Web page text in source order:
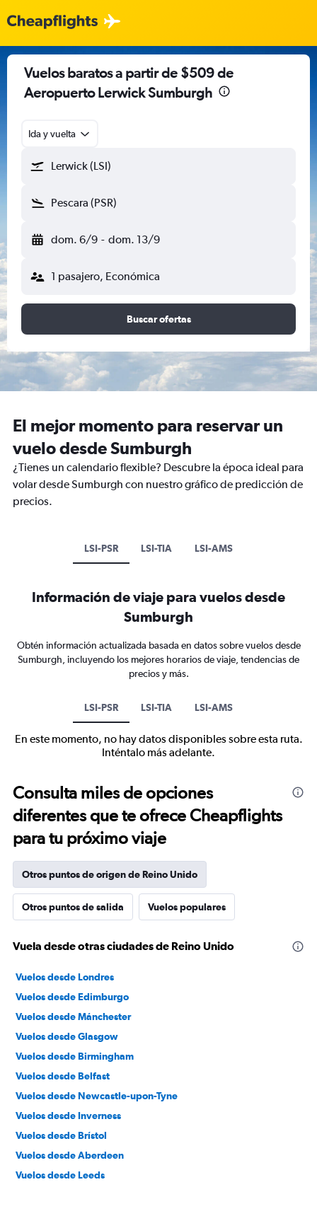
Vuelos baratos a partir de $509 de
Aeropuerto Lerwick Sumburgh
Ida y vuelta
Lerwick (LSI)
Pescara (PSR)
dom. 6/9 - dom. 13/9
1 pasajero, Económica
Buscar ofertas
El mejor momento para reservar un
vuelo desde Sumburgh
¿Tienes un calendario flexible? Descubre la época ideal para
volar desde Sumburgh con nuestro gráfico de predicción de
precios.
LSI-PSR LSI-TIA LSI-AMS
Información de viaje para vuelos desde
Sumburgh
Obtén información actualizada basada en datos sobre vuelos desde
Sumburgh, incluyendo los mejores horarios de viaje, tendencias de
precios y más.
LSI-PSR LSI-TIA LSI-AMS
En este momento, no hay datos disponibles sobre esta ruta.
Inténtalo más adelante.
Consulta miles de opciones
diferentes que te ofrece Cheapflights
para tu próximo viaje
Otros puntos de origen de Reino Unido
Otros puntos de salida Vuelos populares
Vuela desde otras ciudades de Reino Unido
Vuelos desde Londres
Vuelos desde Edimburgo
Vuelos desde Mánchester
Vuelos desde Glasgow
Vuelos desde Birmingham
Vuelos desde Belfast
Vuelos desde Newcastle-upon-Tyne
Vuelos desde Inverness
Vuelos desde Brístol
Vuelos desde Aberdeen
Vuelos desde Leeds